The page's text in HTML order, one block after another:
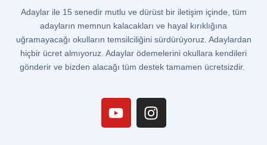
Adaylar ile 15 senedir mutlu ve dürüst bir iletişim içinde, tüm
adayların memnun kalacakları ve hayal kırıklığına
uğramayacağı okulların temsilciliğini sürdürüyoruz. Adaylardan
hiçbir ücret almıyoruz. Adaylar ödemelerini okullara kendileri
gönderir ve bizden alacağı tüm destek tamamen ücretsizdir.